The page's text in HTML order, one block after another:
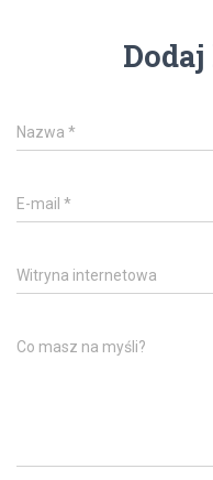
Nazwa *
E-mail *
Witryna internetowa
Co masz na myśli?